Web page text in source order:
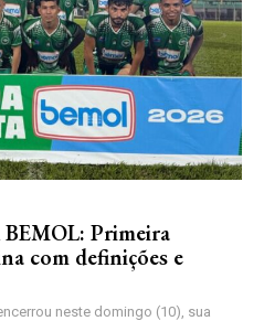
Primeira
com definições e
neste domingo (10), sua